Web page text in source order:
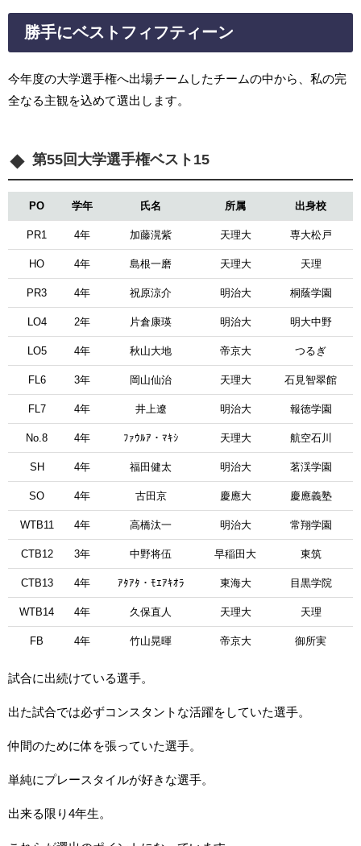
勝手にベストフィフティーン
今年度の大学選手権へ出場チームしたチームの中から、私の完
全なる主観を込めて選出します。
第55回大学選手権ベスト15
PO 学年 氏名 所属 出身校
PR1 4年 加藤滉紫 天理大 専大松戸
HO 4年 島根一磨 天理大 天理
PR3 4年 祝原涼介 明治大 桐蔭学園
LO4 2年 片倉康瑛 明治大 明大中野
LO5 4年 秋山大地 帝京大 つるぎ
FL6 3年 岡山仙治 天理大 石見智翠館
FL7 4年 井上遼 明治大 報徳学園
No.8 4年 ﾌｧｳﾙｱ・ﾏｷｼ 天理大 航空石川
SH 4年 福田健太 明治大 茗渓学園
SO 4年 古田京 慶應大 慶應義塾
WTB11 4年 高橋汰一 明治大 常翔学園
CTB12 3年 中野将伍 早稲田大 東筑
CTB13 4年 ｱﾀｱﾀ・ﾓｴｱｷｵﾗ 東海大 目黒学院
WTB14 4年 久保直人 天理大 天理
FB 4年 竹山晃暉 帝京大 御所実
試合に出続けている選手。
出た試合では必ずコンスタントな活躍をしていた選手。
仲間のために体を張っていた選手。
単純にプレースタイルが好きな選手。
出来る限り4年生。